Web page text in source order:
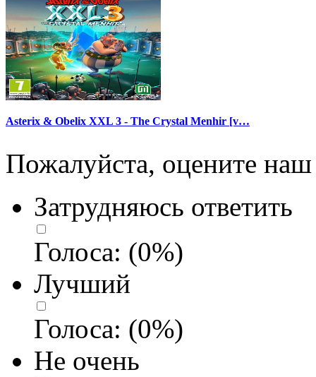
Asterix & Obelix XXL 3 - The Crystal Menhir [v…
Пожалуйста, оцените наш
Затрудняюсь ответить
Голоса: (0%)
Лучший
Голоса: (0%)
Не очень